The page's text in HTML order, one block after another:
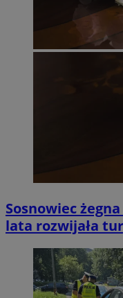
Sosnowiec
lata rozwijała